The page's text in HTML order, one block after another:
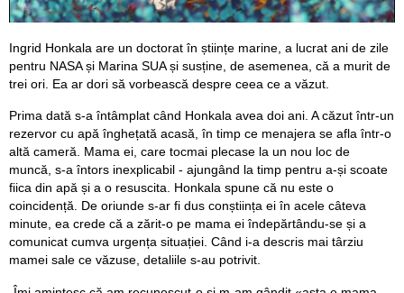
Ingrid Honkala are un doctorat în științe marine, a lucrat ani de zile
pentru NASA și Marina SUA și susține, de asemenea, că a murit de
trei ori. Ea ar dori să vorbească despre ceea ce a văzut.
Prima dată s-a întâmplat când Honkala avea doi ani. A căzut într-un
rezervor cu apă înghețată acasă, în timp ce menajera se afla într-o
altă cameră. Mama ei, care tocmai plecase la un nou loc de
muncă, s-a întors inexplicabil - ajungând la timp pentru a-și scoate
fiica din apă și a o resuscita. Honkala spune că nu este o
coincidență. De oriunde s-ar fi dus conștiința ei în acele câteva
minute, ea crede că a zărit-o pe mama ei îndepărtându-se și a
comunicat cumva urgența situației. Când i-a descris mai târziu
mamei sale ce văzuse, detaliile s-au potrivit.